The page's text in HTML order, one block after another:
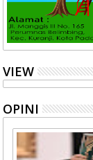
VIEW
OPINI